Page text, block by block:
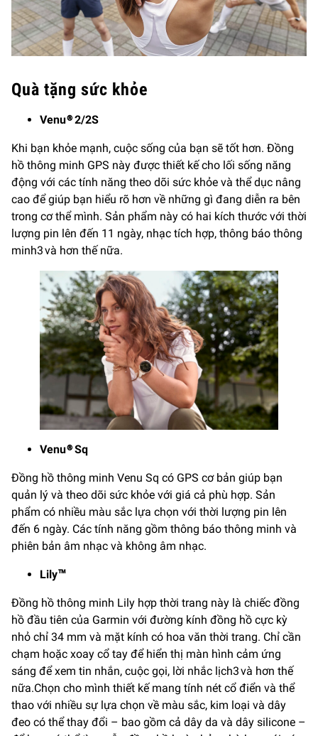
Quà tặng sức khỏe
Venu® 2/2S
Khi bạn khỏe mạnh, cuộc sống của bạn sẽ tốt hơn. Đồng
hồ thông minh GPS này được thiết kế cho lối sống năng
động với các tính năng theo dõi sức khỏe và thể dục nâng
cao để giúp bạn hiểu rõ hơn về những gì đang diễn ra bên
trong cơ thể mình. Sản phẩm này có hai kích thước với thời
lượng pin lên đến 11 ngày, nhạc tích hợp, thông báo thông
minh3 và hơn thế nữa.
Venu® Sq
Đồng hồ thông minh Venu Sq có GPS cơ bản giúp bạn
quản lý và theo dõi sức khỏe với giá cả phù hợp. Sản
phẩm có nhiều màu sắc lựa chọn với thời lượng pin lên
đến 6 ngày. Các tính năng gồm thông báo thông minh và
phiên bản âm nhạc và không âm nhạc.
Lily™
Đồng hồ thông minh Lily hợp thời trang này là chiếc đồng
hồ đầu tiên của Garmin với đường kính đồng hồ cực kỳ
nhỏ chỉ 34 mm và mặt kính có hoa văn thời trang. Chỉ cần
chạm hoặc xoay cổ tay để hiển thị màn hình cảm ứng
sáng để xem tin nhắn, cuộc gọi, lời nhắc lịch3 và hơn thế
nữa.Chọn cho mình thiết kế mang tính nét cổ điển và thể
thao với nhiều sự lựa chọn về màu sắc, kim loại và dây
đeo có thể thay đổi – bao gồm cả dây da và dây silicone –